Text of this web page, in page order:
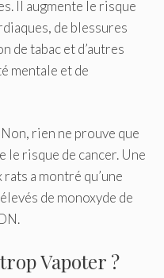
Il augmente le risque
de blessures
de tabac et d’autres
mentale et de
rien ne prouve que
le risque de cancer. Une
a montré qu’une
de monoxyde de
Vapoter ?